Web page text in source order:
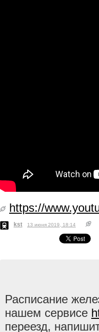
https://
kst 13 июня 2019, 18:14
Расписание
нашем сервисе
переезд,